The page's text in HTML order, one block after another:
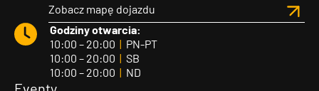
Zobacz mapę dojazdu
Godziny otwarcia:
10:00 – 20:00 | PN-PT
10:00 – 20:00 | SB
10:00 – 20:00 | ND